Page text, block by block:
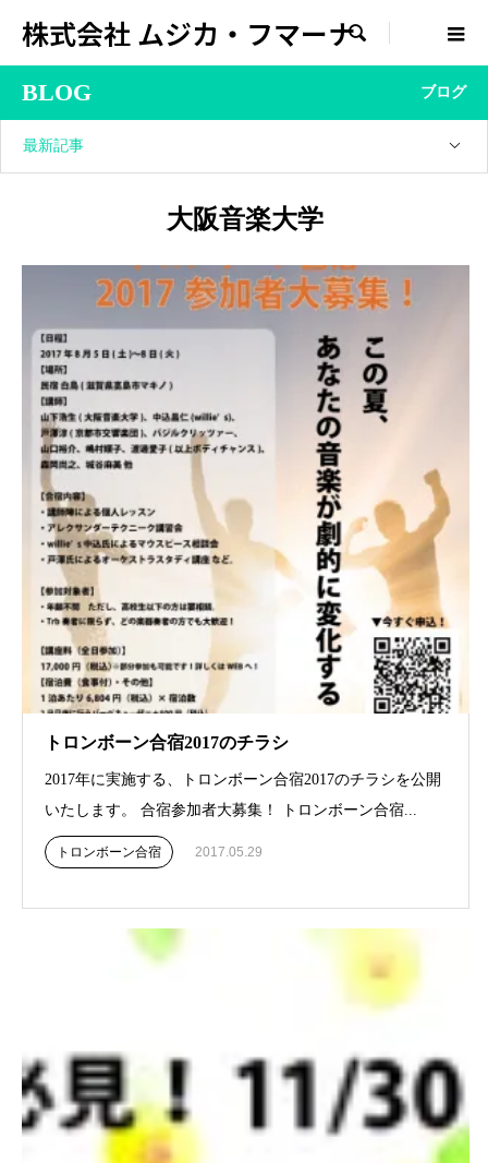
株式会社 ムジカ・フマーナ
BLOG ブログ
最新記事
大阪音楽大学
トロンボーン合宿2017のチラシ
2017年に実施する、トロンボーン合宿2017のチラシを公開
いたします。 合宿参加者大募集！ トロンボーン合宿...
トロンボーン合宿 2017.05.29